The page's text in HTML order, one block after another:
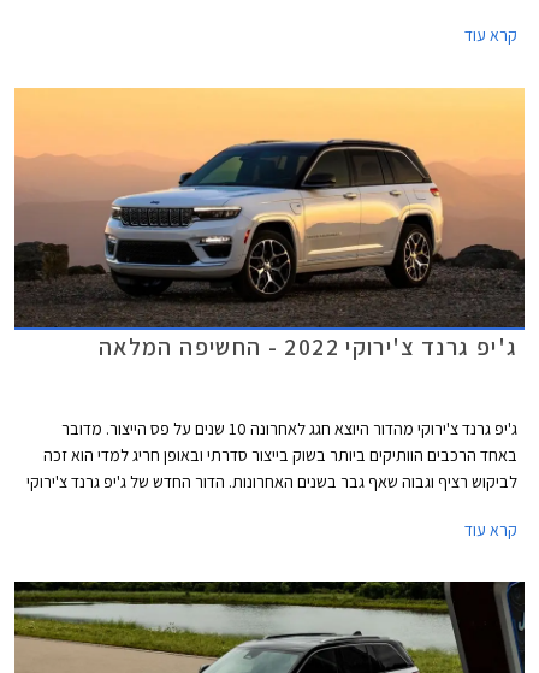
קרא עוד
ג'יפ גרנד צ'ירוקי 2022 - החשיפה המלאה
ג'יפ גרנד צ'ירוקי מהדור היוצא חגג לאחרונה 10 שנים על פס הייצור. מדובר
באחד הרכבים הוותיקים ביותר בשוק בייצור סדרתי ובאופן חריג למדי הוא זכה
לביקוש רציף וגבוה שאף גבר בשנים האחרונות. הדור החדש של ג'יפ גרנד צ'ירוקי
קרא עוד